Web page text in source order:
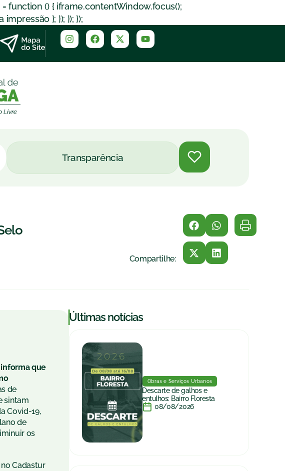
function () { iframe.contentWindow.focus();
}; }); }); });
Transparência
Compartilhe:
que
de
sintam
Covid-19,
de
os
Cadastur
|Últimas notícias
Obras e Serviços Urbanos
Descarte de galhos e
entulhos: Bairro Floresta
08/08/2026